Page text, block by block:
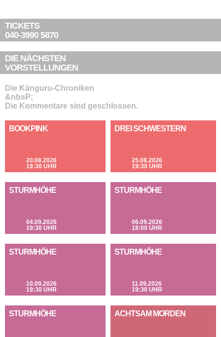
TICKETS
040-3990 5870
DIE NÄCHSTEN
VORSTELLUNGEN
Die Känguru-Chroniken
&nbsP;
Die Kommentare sind geschlossen.
BOOKPINK
20.08.2026
19:30 UHR
DREI SCHWESTERN
25.08.2026
19:30 UHR
STURMHÖHE
04.09.2026
19:30 UHR
STURMHÖHE
06.09.2026
18:00 UHR
STURMHÖHE
10.09.2026
19:30 UHR
STURMHÖHE
11.09.2026
19:30 UHR
STURMHÖHE ACHTSAM MORDEN